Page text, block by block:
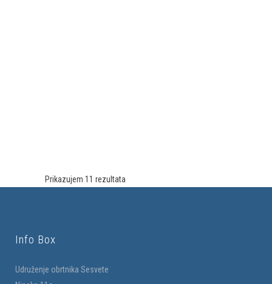
Prikazujem 11 rezultata
Info Box
Udruženje obrtnika Sesvete